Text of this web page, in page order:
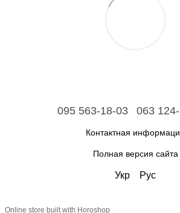
095 563-18-03 063
Контактная
Полная версия сайта
Укр Рус
Online store built with Horoshop